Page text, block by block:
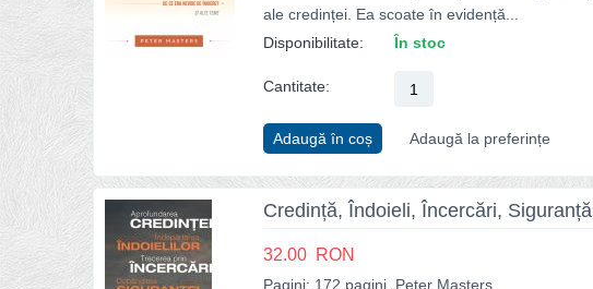
ale credinței. Ea scoate în evidență...
Disponibilitate:
În stoc
Cantitate:
Adaugă în coș Adaugă la preferințe
Credință, Îndoieli, Încercări, Siguranță
32.00 RON
Pagini: 172 pagini, Peter Masters